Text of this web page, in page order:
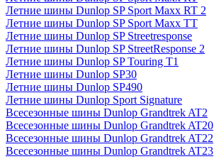
Летние шины Dunlop SP Sport Maxx RT 2
Летние шины Dunlop SP Sport Maxx TT
Летние шины Dunlop SP Streetresponse
Летние шины Dunlop SP StreetResponse 2
Летние шины Dunlop SP Touring T1
Летние шины Dunlop SP30
Летние шины Dunlop SP490
Летние шины Dunlop Sport Signature
Всесезонные шины Dunlop Grandtrek AT2
Всесезонные шины Dunlop Grandtrek AT20
Всесезонные шины Dunlop Grandtrek AT22
Всесезонные шины Dunlop Grandtrek AT23